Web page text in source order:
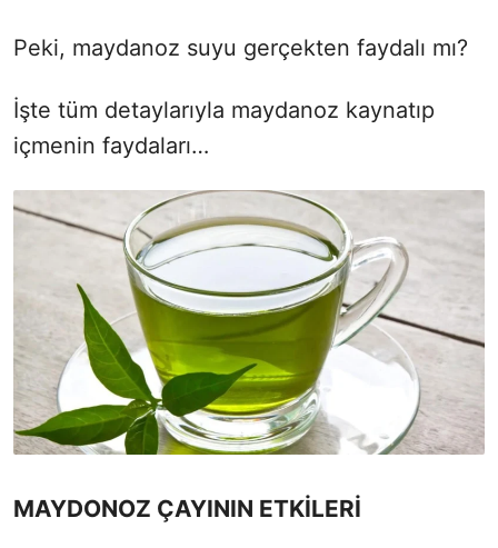
Peki, maydanoz suyu gerçekten faydalı mı?
İşte tüm detaylarıyla maydanoz kaynatıp
içmenin faydaları…
MAYDONOZ ÇAYININ ETKİLERİ